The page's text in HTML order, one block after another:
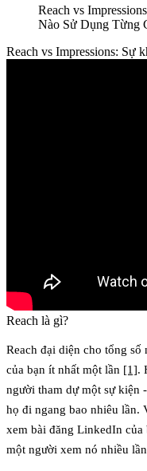
Reach vs
Nào Sử Dụng Từng
Reach vs Impressions: Sự
Reach là gì?
Reach đại diện cho tổng
của bạn ít nhất một lần [1].
người tham dự một sự kiện
họ đi ngang bao nhiêu lần.
xem bài đăng LinkedIn của
một người xem nó nhiều